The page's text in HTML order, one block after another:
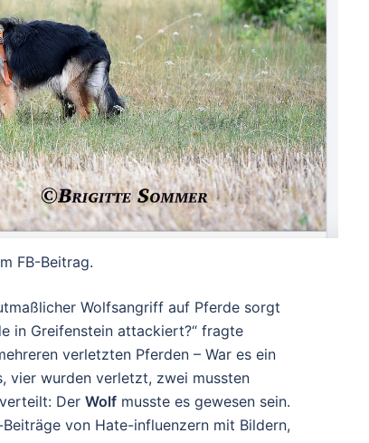
FB-Beitrag.
Wolfsangriff auf Pferde sorgt
in Greifenstein attackiert?“ fragte
verletzten Pferden – War es ein
vier wurden verletzt, zwei mussten
Der Wolf musste es gewesen sein.
von Hate-influenzern mit Bildern,